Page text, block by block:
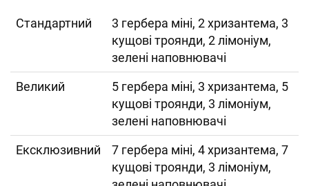
Cтандартний
3 гербера міні, 2 хризантема, 3
кущові троянди, 2 лімоніум,
зелені наповнювачі
Великий
5 гербера міні, 3 хризантема, 5
кущові троянди, 3 лімоніум,
зелені наповнювачі
Ексклюзивний
7 гербера міні, 4 хризантема, 7
кущові троянди, 3 лімоніум,